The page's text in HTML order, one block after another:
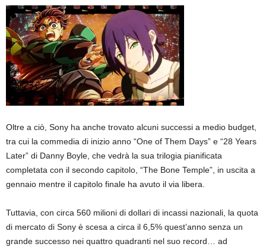
Oltre a ciò, Sony ha anche trovato alcuni successi a medio budget,
tra cui la commedia di inizio anno “One of Them Days” e “28 Years
Later” di Danny Boyle, che vedrà la sua trilogia pianificata
completata con il secondo capitolo, “The Bone Temple”, in uscita a
gennaio mentre il capitolo finale ha avuto il via libera.
Tuttavia, con circa 560 milioni di dollari di incassi nazionali, la quota
di mercato di Sony è scesa a circa il 6,5% quest’anno senza un
grande successo nei quattro quadranti nel suo record… ad